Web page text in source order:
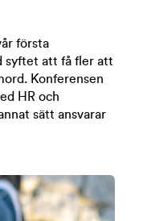
första
syftet att få fler att
Konferensen
HR och
sätt ansvarar